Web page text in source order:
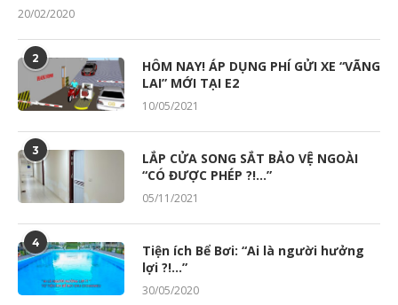
20/02/2020
2
HÔM NAY! ÁP DỤNG PHÍ GỬI XE “VÃNG
LAI” MỚI TẠI E2
10/05/2021
3
LẮP CỬA SONG SẮT BẢO VỆ NGOÀI
“CÓ ĐƯỢC PHÉP ?!…”
05/11/2021
4
Tiện ích Bể Bơi: “Ai là người hưởng
lợi ?!…”
30/05/2020